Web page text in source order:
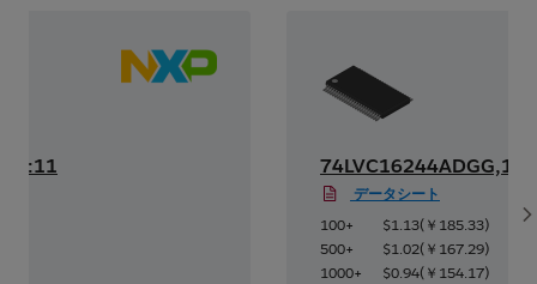
74LVC16244ADGG,112
データシート
100+
$1.13(￥185.33)
500+
$1.02(￥167.29)
1000+
$0.94(￥154.17)